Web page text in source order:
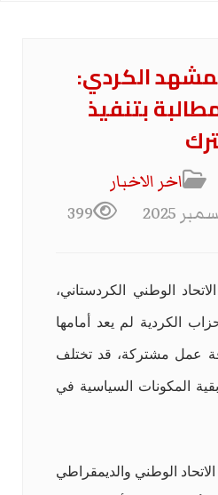
الكردي:
بتنفيذ
اخر الاخبار
399
الوطني الكردستاني،
الكردية لم يعد أمامها
عمل مشتركة، قد تختلف
المكونات السياسية في
الوطني والديمقراطي